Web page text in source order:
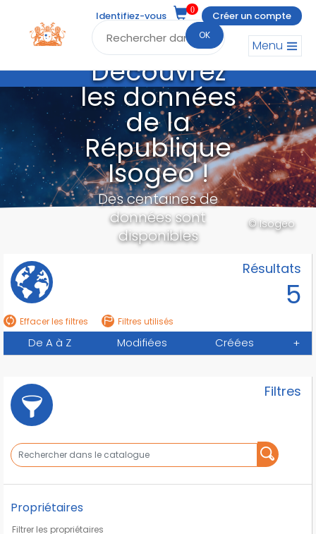
OK
Menu
Identifiez-vous
0
Créer un compte
Découvrez
les données
de la
République
Isogeo !
Des centaines de
données sont
disponibles
© Isogeo
Résultats
5
Effacer les filtres Filtres utilisés
De A à Z Modifiées Créées +
Filtres
Propriétaires